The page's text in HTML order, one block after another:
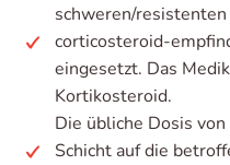
schweren/
corticosteroid-
eingesetzt. Das
Kortikosteroid.
Die übliche Dosis
Schicht auf die